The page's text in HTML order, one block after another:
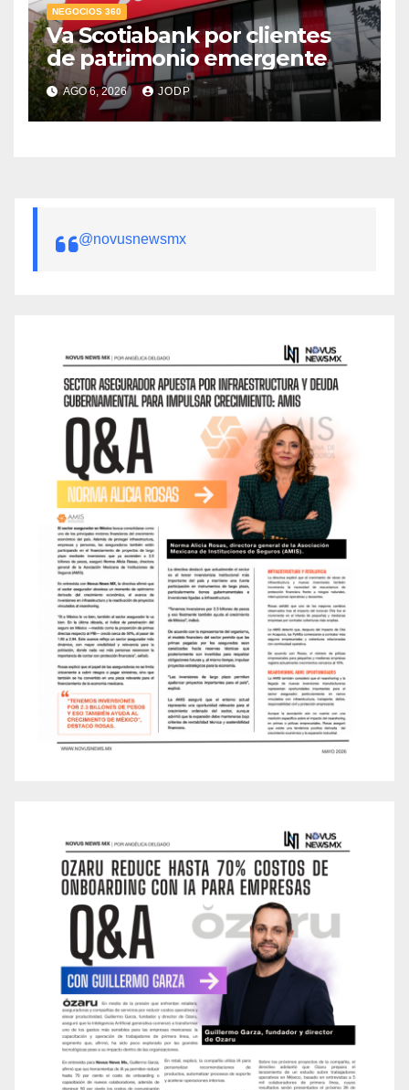
NEGOCIOS 360
Va Scotiabank por clientes
de patrimonio emergente
AGO 6, 2026 JODP
@novusnewsmx